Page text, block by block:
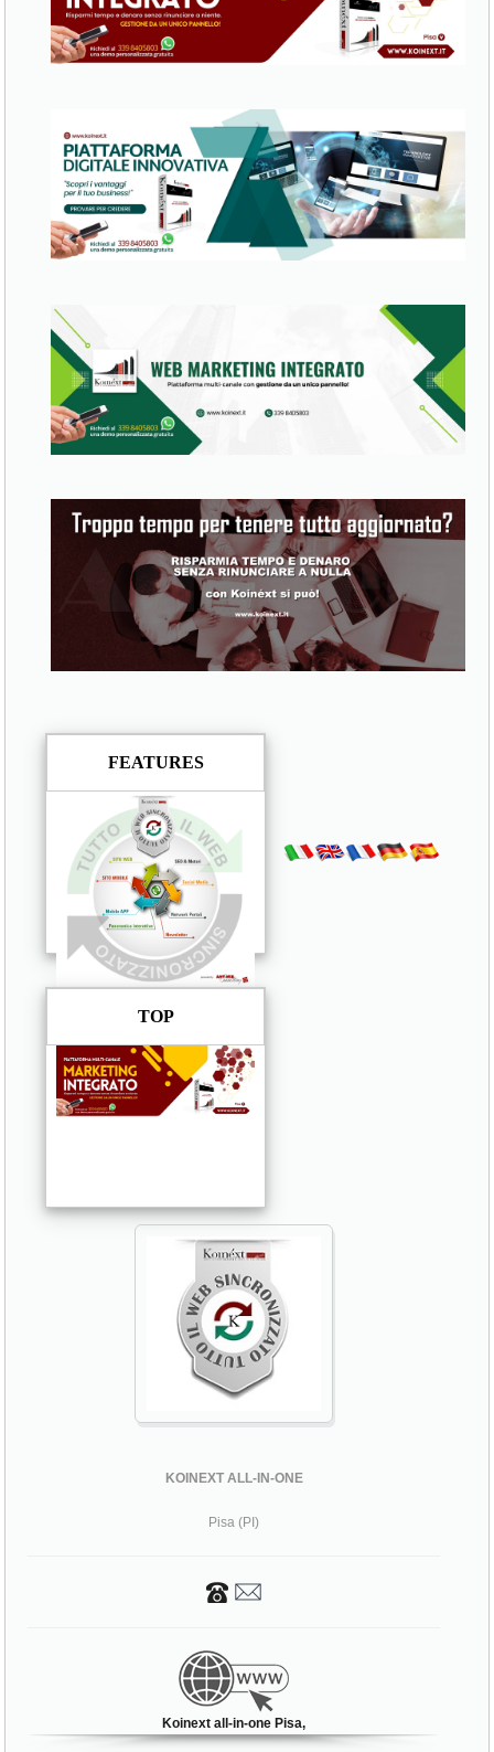
FEATURES
TOP
KOINEXT ALL-IN-ONE
Pisa (PI)
Koinext all-in-one Pisa,